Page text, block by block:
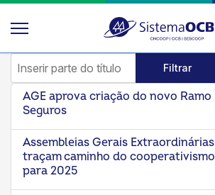
Inserir parte do título
Filtrar
AGE aprova criação do novo Ramo
Seguros
Assembleias Gerais Extraordinárias
traçam caminho do cooperativismo
para 2025